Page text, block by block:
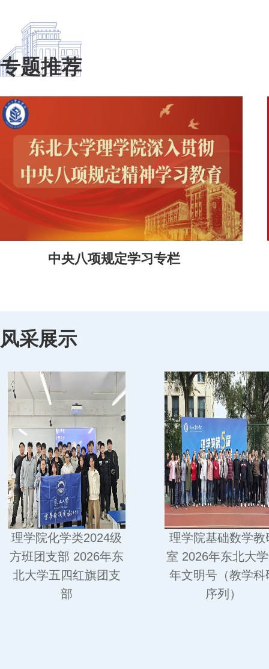
专题推荐
中央八项规定学习专栏
风采展示
理学院基础数学教研
室 2026年东北大学青
年文明号（教学科研
序列）
理学院教学科
室 2026年东北
年文明号（管
序列）